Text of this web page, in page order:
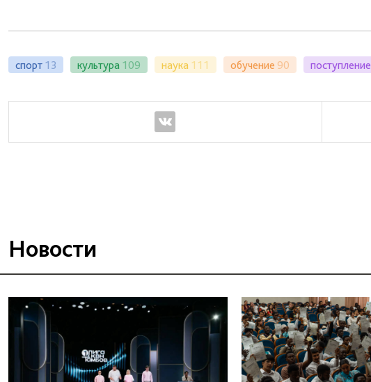
спорт 13 культура 109 наука 111 обучение 90 поступление
Новости